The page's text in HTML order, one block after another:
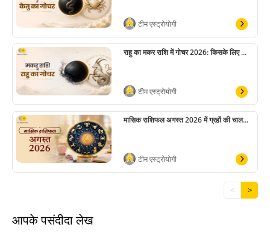
टीम एस्ट्रोयोगी
राहु का मकर राशि में गोचर 2026: किसके लिए ...
टीम एस्ट्रोयोगी
मासिक राशिफल अगस्त 2026 में ग्रहों की चाल...
टीम एस्ट्रोयोगी
< >
आपके पसंदीदा लेख